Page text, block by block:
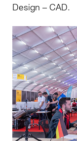
Design – CAD.